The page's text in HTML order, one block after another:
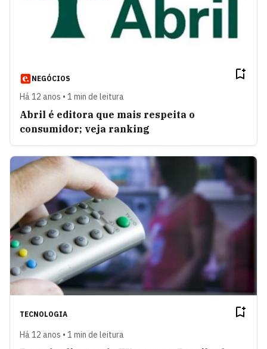
NEGÓCIOS
Há 12 anos • 1 min de leitura
Abril é editora que mais respeita o
consumidor; veja ranking
TECNOLOGIA
Há 12 anos • 1 min de leitura